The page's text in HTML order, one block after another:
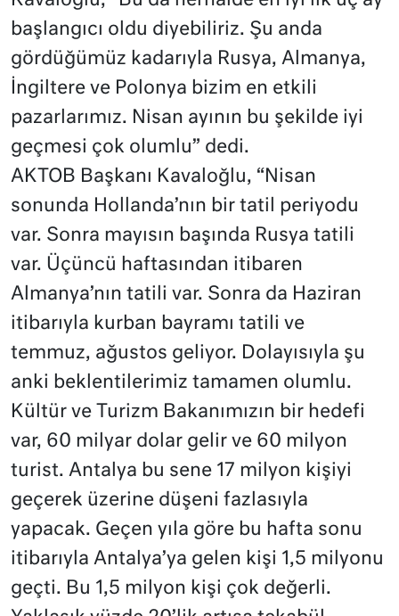
başlangıcı oldu diyebiliriz. Şu anda
gördüğümüz kadarıyla Rusya, Almanya,
İngiltere ve Polonya bizim en etkili
pazarlarımız. Nisan ayının bu şekilde iyi
geçmesi çok olumlu” dedi.
AKTOB Başkanı Kavaloğlu, “Nisan
sonunda Hollanda’nın bir tatil periyodu
var. Sonra mayısın başında Rusya tatili
var. Üçüncü haftasından itibaren
Almanya’nın tatili var. Sonra da Haziran
itibarıyla kurban bayramı tatili ve
temmuz, ağustos geliyor. Dolayısıyla şu
anki beklentilerimiz tamamen olumlu.
Kültür ve Turizm Bakanımızın bir hedefi
var, 60 milyar dolar gelir ve 60 milyon
turist. Antalya bu sene 17 milyon kişiyi
geçerek üzerine düşeni fazlasıyla
yapacak. Geçen yıla göre bu hafta sonu
itibarıyla Antalya’ya gelen kişi 1,5 milyonu
geçti. Bu 1,5 milyon kişi çok değerli.